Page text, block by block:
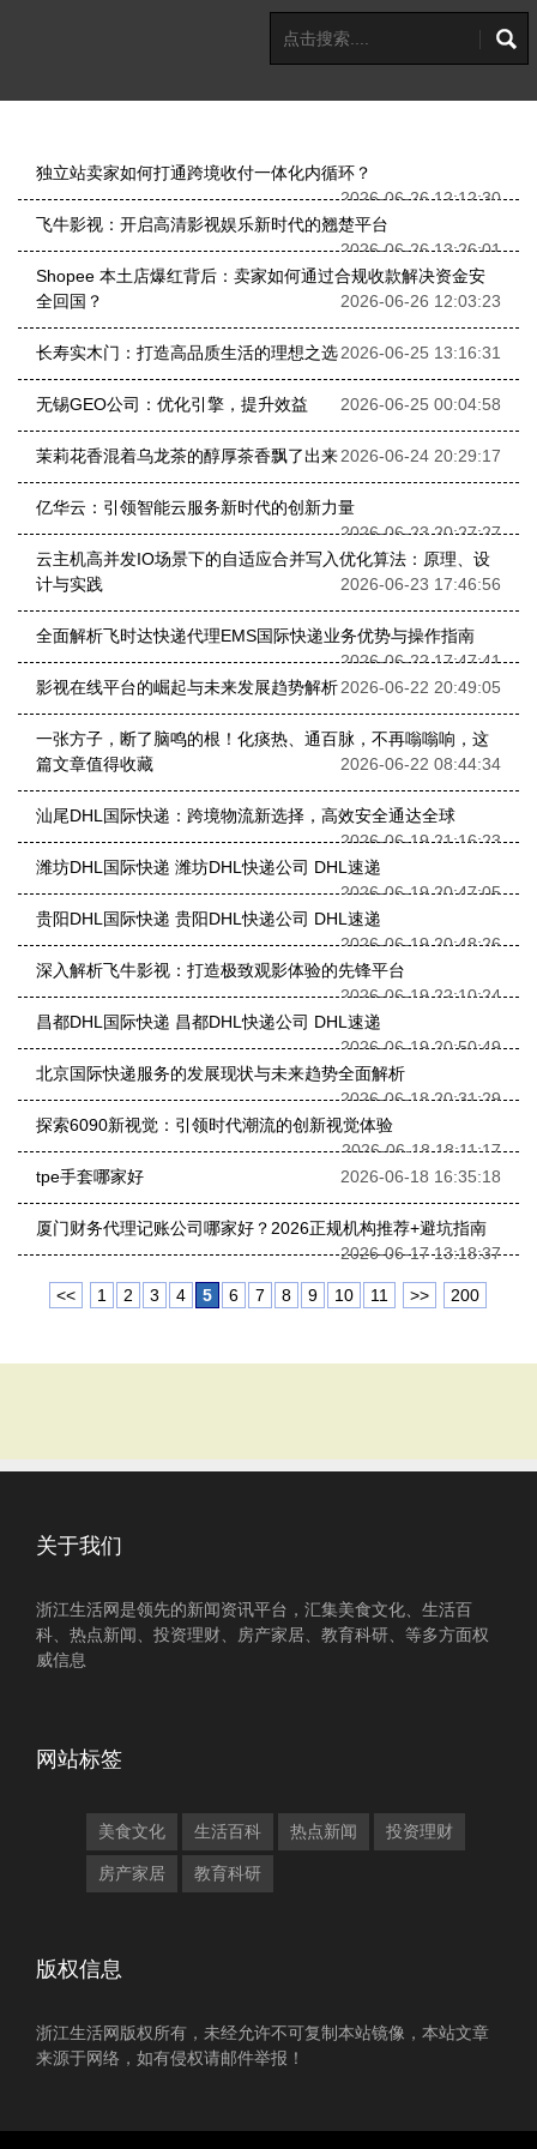
独立站卖家如何打通跨境收付一体化内循环？
2026-06-26 12:12:30
飞牛影视：开启高清影视娱乐新时代的翘楚平台
2026-06-26 13:26:01
Shopee 本土店爆红背后：卖家如何通过合规收款解决资金安
全回国？
2026-06-26 12:03:23
长寿实木门：打造高品质生活的理想之选2026-06-25 13:16:31
无锡GEO公司：优化引擎，提升效益 2026-06-25 00:04:58
茉莉花香混着乌龙茶的醇厚茶香飘了出来2026-06-24 20:29:17
亿华云：引领智能云服务新时代的创新力量
2026-06-23 20:27:27
云主机高并发IO场景下的自适应合并写入优化算法：原理、设
计与实践
2026-06-23 17:46:56
全面解析飞时达快递代理EMS国际快递业务优势与操作指南
2026-06-22 17:47:41
影视在线平台的崛起与未来发展趋势解析2026-06-22 20:49:05
一张方子，断了脑鸣的根！化痰热、通百脉，不再嗡嗡响，这
篇文章值得收藏
2026-06-22 08:44:34
汕尾DHL国际快递：跨境物流新选择，高效安全通达全球
2026-06-19 21:16:23
潍坊DHL国际快递 潍坊DHL快递公司 DHL速递
2026-06-19 20:47:05
贵阳DHL国际快递 贵阳DHL快递公司 DHL速递
2026-06-19 20:48:26
深入解析飞牛影视：打造极致观影体验的先锋平台
2026-06-19 22:10:24
昌都DHL国际快递 昌都DHL快递公司 DHL速递
2026-06-19 20:50:49
北京国际快递服务的发展现状与未来趋势全面解析
2026-06-18 20:31:29
探索6090新视觉：引领时代潮流的创新视觉体验
2026-06-18 18:11:17
tpe手套哪家好
2026-06-18 16:35:18
厦门财务代理记账公司哪家好？2026正规机构推荐+避坑指南
2026-06-17 13:18:37
<< 1 2 3 4 5 6 7 8 9 10 11 >> 200
关于我们
浙江生活网是领先的新闻资讯平台，汇集美食文化、生活百
科、热点新闻、投资理财、房产家居、教育科研、等多方面权
威信息
网站标签
美食文化 生活百科 热点新闻 投资理财
房产家居 教育科研
版权信息
浙江生活网版权所有，未经允许不可复制本站镜像，本站文章
来源于网络，如有侵权请邮件举报！